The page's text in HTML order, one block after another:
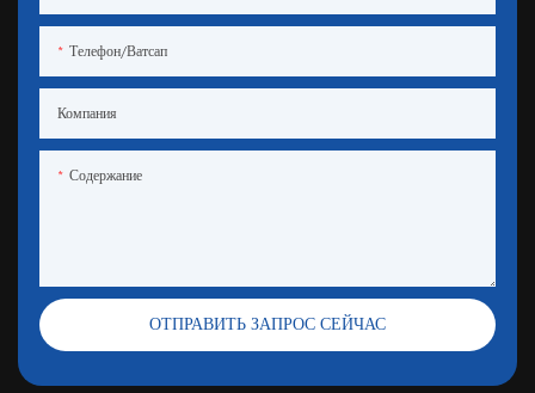
Телефон/ватсап
Компания
Содержание
ОТПРАВИТЬ ЗАПРОС СЕЙЧАС